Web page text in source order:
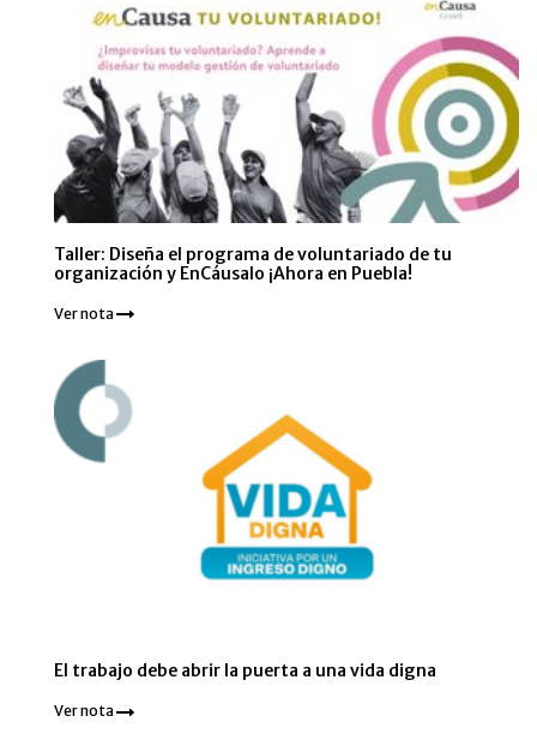
Taller: Diseña el programa de voluntariado de tu
organización y EnCáusalo ¡Ahora en Puebla!
Ver nota
El trabajo debe abrir la puerta a una vida digna
Ver nota